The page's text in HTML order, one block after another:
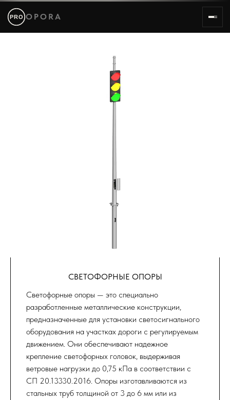
Каталог и услуги PRO OPORA —
Главная
Услуги — монтаж, поставка, производство опор
Несиловые трубчатые опоры освещения
Силовые граненые опоры СФГ СПГ ОГС
Несиловые граненые опоры НФГ ОГК
Силовые круглоконические опоры ОККС СФК
Несиловые круглоконические опоры НФК ОКК
Складывающиеся опоры П-ФГ ОГКС
PRO OPORA
СВЕТОФОРНЫЕ ОПОРЫ
Светофорные опоры — это специально
разработленные металлические конструкции,
предназначенные для установки светосигнального
оборудования на участках дороги с регулируемым
движением. Они обеспечивают надежное
крепление светофорных головок, выдерживая
ветровые нагрузки до 0,75 кПа в соответствии с
СП 20.13330.2016. Опоры изготавливаются из
стальных труб толщиной от 3 до 6 мм или из